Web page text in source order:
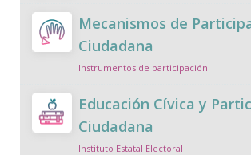
Mecanismos de
Ciudadana
Instrumentos de participación
Educación Cívica y
Ciudadana
Instituto Estatal Electoral